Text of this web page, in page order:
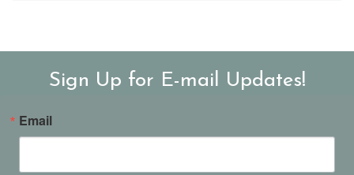
Sign Up for E-mail Updates!
Email